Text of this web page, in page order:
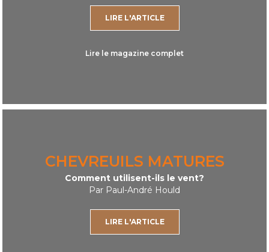
LIRE L'ARTICLE
Lire le magazine complet
CHEVREUILS MATURES
Comment utilisent-ils le vent?
Par Paul-André Hould
LIRE L'ARTICLE